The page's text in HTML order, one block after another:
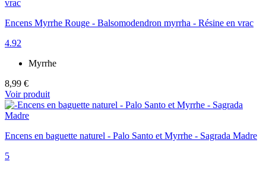
Encens Myrrhe Rouge - Balsomodendron myrrha - Résine en vrac
4.92
Myrrhe
8,99 €
Voir produit
Encens en baguette naturel - Palo Santo et Myrrhe - Sagrada Madre
5